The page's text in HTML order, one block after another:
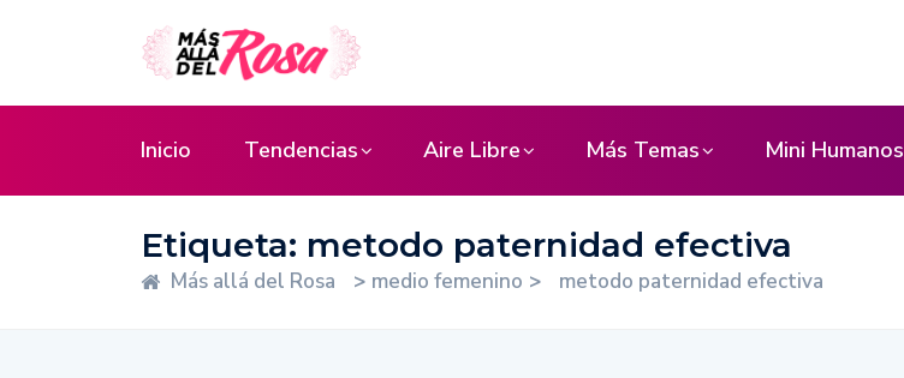
Inicio Tendencias Aire Libre Más Temas Mini Humanos
Etiqueta: metodo paternidad efectiva
Más allá del Rosa > medio femenino > metodo paternidad efectiva